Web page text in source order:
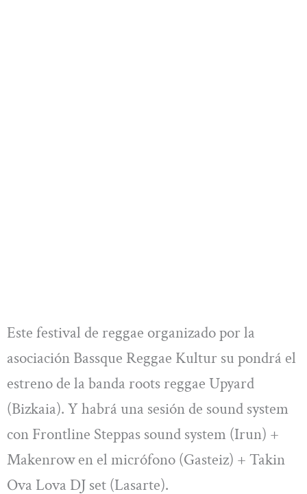
Este festival de reggae organizado por la
asociación Bassque Reggae Kultur su pondrá el
estreno de la banda roots reggae Upyard
(Bizkaia). Y habrá una sesión de sound system
con Frontline Steppas sound system (Irun) +
Makenrow en el micrófono (Gasteiz) + Takin
Ova Lova DJ set (Lasarte).